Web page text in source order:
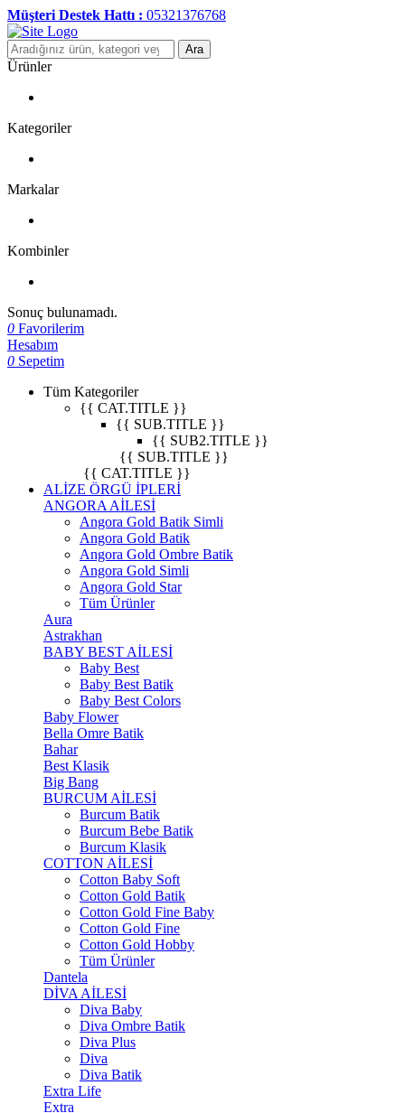
Müşteri Destek Hattı : 05321376768
Ara
Ürünler
Kategoriler
Markalar
Kombinler
Sonuç bulunamadı.
0 Favorilerim
Hesabım
0 Sepetim
Tüm Kategoriler
{{ CAT.TITLE }}
{{ SUB.TITLE }}
{{ SUB2.TITLE }}
{{ SUB.TITLE }}
{{ CAT.TITLE }}
ALİZE ÖRGÜ İPLERİ
ANGORA AİLESİ
Angora Gold Batik Simli
Angora Gold Batik
Angora Gold Ombre Batik
Angora Gold Simli
Angora Gold Star
Tüm Ürünler
Aura
Astrakhan
BABY BEST AİLESİ
Baby Best
Baby Best Batik
Baby Best Colors
Baby Flower
Bella Omre Batik
Bahar
Best Klasik
Big Bang
BURCUM AİLESİ
Burcum Batik
Burcum Bebe Batik
Burcum Klasik
COTTON AİLESİ
Cotton Baby Soft
Cotton Gold Batik
Cotton Gold Fine Baby
Cotton Gold Fine
Cotton Gold Hobby
Tüm Ürünler
Dantela
DİVA AİLESİ
Diva Baby
Diva Ombre Batik
Diva Plus
Diva
Diva Batik
Extra Life
Extra